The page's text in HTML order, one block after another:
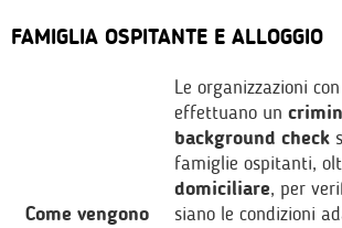
FAMIGLIA OSPITANTE E ALLOGGIO
Come vengono
Le organizzazioni
effettuano un
background check
famiglie ospitanti,
domiciliare, per
siano le condizioni